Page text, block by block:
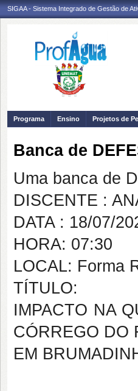
SIGAA - Sistema Integrado de Gestão de
Programa Ensino Projetos de
Banca de
Uma banca de
DISCENTE :
DATA : 18/07/
HORA: 07:30
LOCAL: Forma
TÍTULO:
IMPACTO NA
CÓRREGO DO
EM